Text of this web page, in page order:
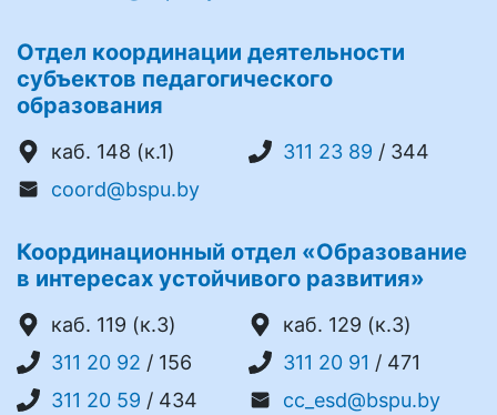
Отдел координации деятельности
субъектов педагогического
образования
каб. 148 (к.1) 311 23 89 / 344
coord@bspu.by
Координационный отдел «Образование
в интересах устойчивого развития»
каб. 119 (к.3)
каб. 129 (к.3)
311 20 92 / 156 311 20 91 / 471
311 20 59 / 434 cc_esd@bspu.by